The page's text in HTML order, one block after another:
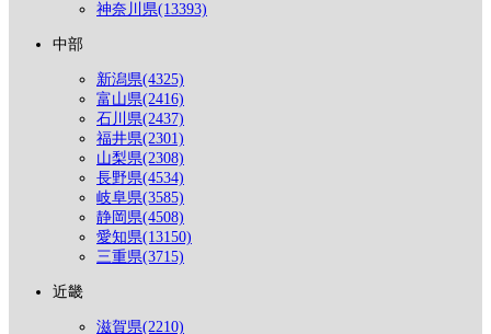
神奈川県(13393)
中部
新潟県(4325)
富山県(2416)
石川県(2437)
福井県(2301)
山梨県(2308)
長野県(4534)
岐阜県(3585)
静岡県(4508)
愛知県(13150)
三重県(3715)
近畿
滋賀県(2210)